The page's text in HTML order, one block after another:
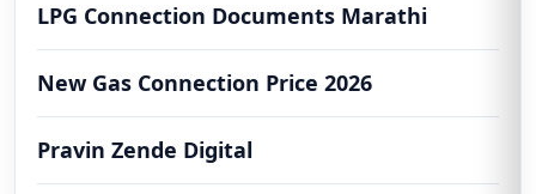
LPG Connection Documents Marathi
New Gas Connection Price 2026
Pravin Zende Digital